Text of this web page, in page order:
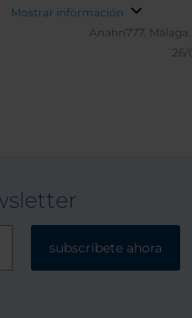
central,la mejor opción para
del aeropuerto al centro,de
calles principales de
completo y todo de una
excepcional. Pero si hay algo
destacar es a su personal,que
como el hotel es de 5
Todos son amabilísimos,pero
Mostrar información
Anahn777.
26/
subscríbete ahora